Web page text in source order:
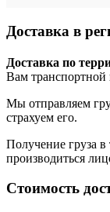
Доставка в
Доставка по
Вам транспортной
Мы отправляем
страхуем его.
Получение груза
производиться
Стоимость